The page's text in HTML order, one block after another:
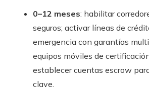
0–12 meses: habilitar
seguros; activar líneas de
emergencia con garantías
equipos móviles de
establecer cuentas escrow
clave.